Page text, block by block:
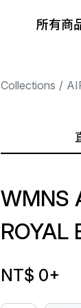
所有商
Collections
WMNS
ROYAL
NT$ 0+